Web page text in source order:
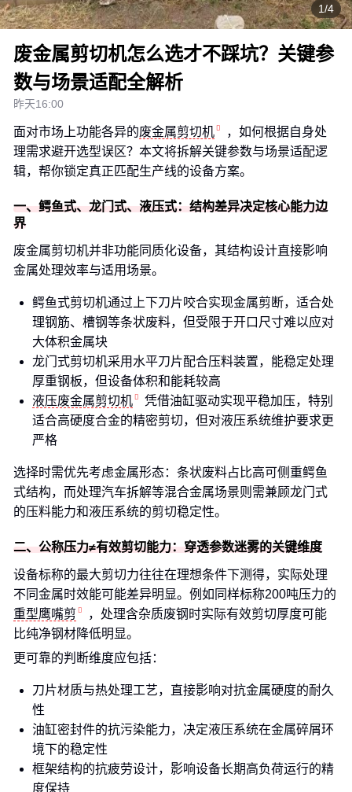
1/4
废金属剪切机怎么选才不踩坑？关键参
数与场景适配全解析
昨天16:00
面对市场上功能各异的废金属剪切机
，如何根据自身处
理需求避开选型误区？本文将拆解关键参数与场景适配逻
辑，帮你锁定真正匹配生产线的设备方案。
一、鳄鱼式、龙门式、液压式：结构差异决定核心能力边
界
废金属剪切机并非功能同质化设备，其结构设计直接影响
金属处理效率与适用场景。
鳄鱼式剪切机通过上下刀片咬合实现金属剪断，适合处
理钢筋、槽钢等条状废料，但受限于开口尺寸难以应对
大体积金属块
龙门式剪切机采用水平刀片配合压料装置，能稳定处理
厚重钢板，但设备体积和能耗较高
液压废金属剪切机
凭借油缸驱动实现平稳加压，特别
适合高硬度合金的精密剪切，但对液压系统维护要求更
严格
选择时需优先考虑金属形态：条状废料占比高可侧重鳄鱼
式结构，而处理汽车拆解等混合金属场景则需兼顾龙门式
的压料能力和液压系统的剪切稳定性。
二、公称压力≠有效剪切能力：穿透参数迷雾的关键维度
设备标称的最大剪切力往往在理想条件下测得，实际处理
不同金属时效能可能差异明显。例如同样标称200吨压力的
重型鹰嘴剪
，处理含杂质废钢时实际有效剪切厚度可能
比纯净钢材降低明显。
更可靠的判断维度应包括：
刀片材质与热处理工艺，直接影响对抗金属硬度的耐久
性
油缸密封件的抗污染能力，决定液压系统在金属碎屑环
境下的稳定性
框架结构的抗疲劳设计，影响设备长期高负荷运行的精
度保持